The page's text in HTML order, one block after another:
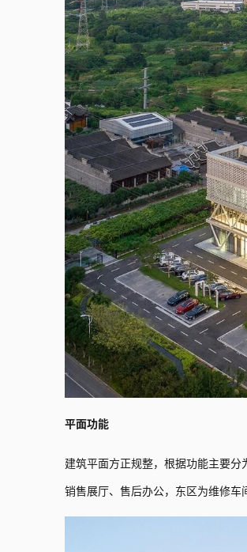
平面功能
建筑平面方正规整，根据功能主要
销售展厅、售后办公，东区为维修车